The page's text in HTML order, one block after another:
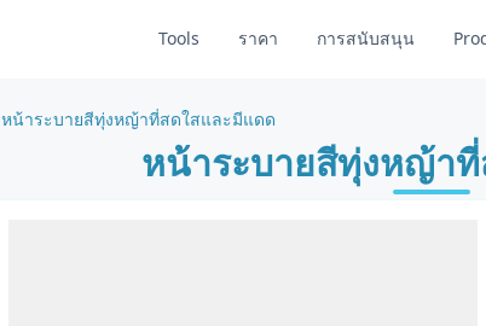
Tools ราคา การสนับสนุน
หน้าระบายสีทุ่งหญ้าที่สดใสและมีแดด
หน้าระบายสีทุ่งหญ้า